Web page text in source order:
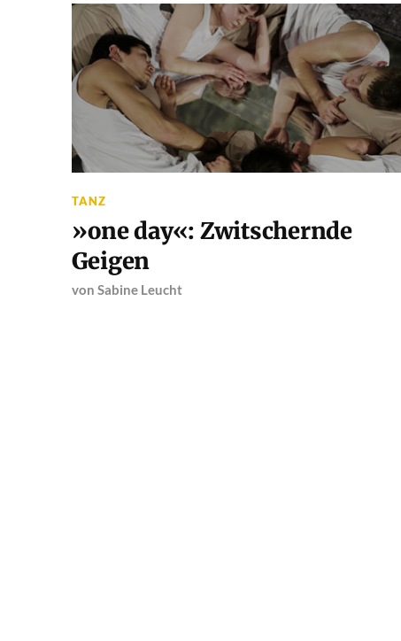
TANZ
»one day«: Zwitschernde
Geigen
von Sabine Leucht